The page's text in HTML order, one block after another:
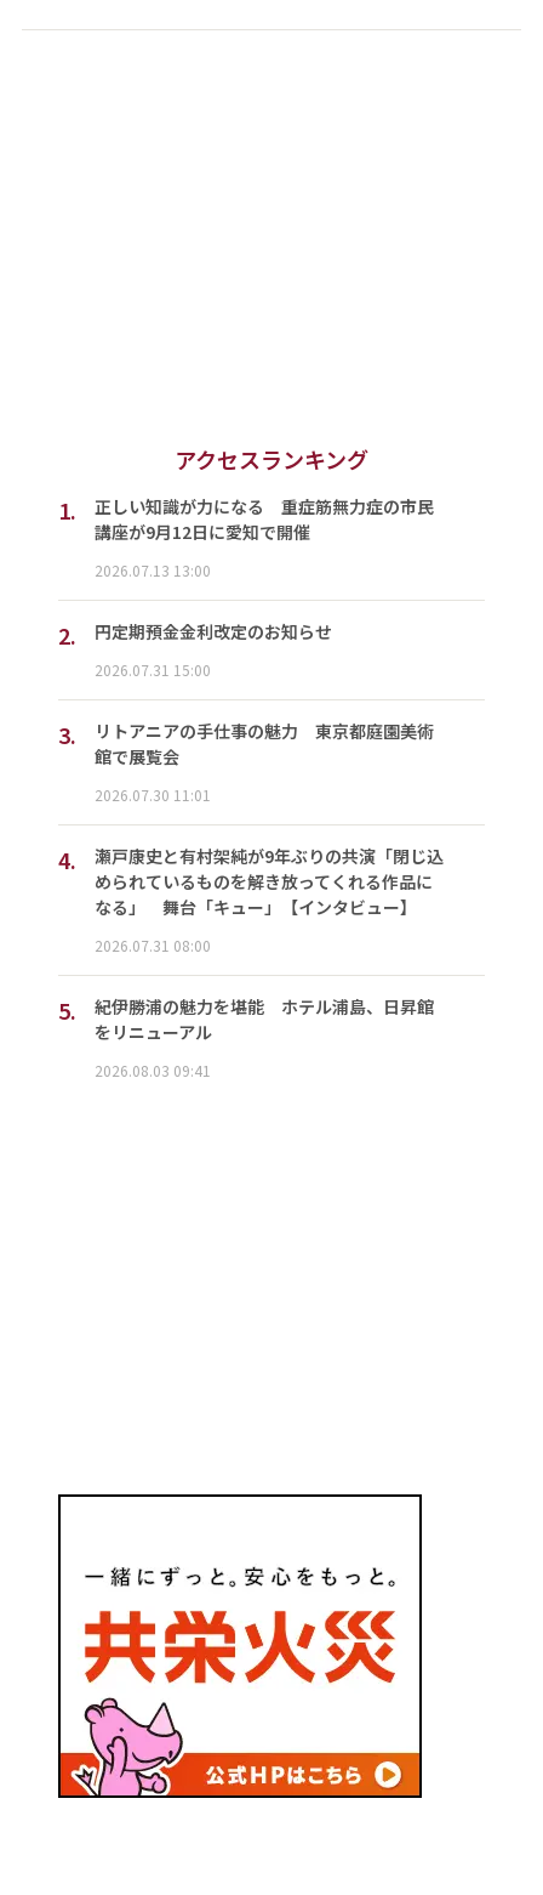
アクセスランキング
1.
正しい知識が力になる 重症筋無力症の市民
講座が9月12日に愛知で開催
2026.07.13 13:00
2. 円定期預金金利改定のお知らせ
2026.07.31 15:00
3.
リトアニアの手仕事の魅力 東京都庭園美術
館で展覧会
2026.07.30 11:01
4.
瀬戸康史と有村架純が9年ぶりの共演「閉じ込
められているものを解き放ってくれる作品に
なる」 舞台「キュー」【インタビュー】
2026.07.31 08:00
5.
紀伊勝浦の魅力を堪能 ホテル浦島、日昇館
をリニューアル
2026.08.03 09:41